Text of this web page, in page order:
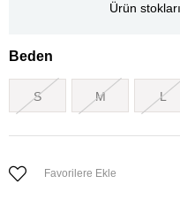
Ürün
Beden
S M L
Favorilere Ekle